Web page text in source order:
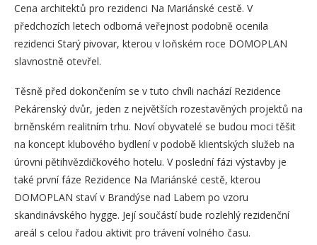
Cena architektů pro rezidenci Na Mariánské cestě. V
předchozích letech odborná veřejnost podobně ocenila
rezidenci Starý pivovar, kterou v loňském roce DOMOPLAN
slavnostně otevřel.
Těsně před dokončením se v tuto chvíli nachází Rezidence
Pekárenský dvůr, jeden z největších rozestavěných projektů na
brněnském realitním trhu. Noví obyvatelé se budou moci těšit
na koncept klubového bydlení v podobě klientských služeb na
úrovni pětihvězdičkového hotelu. V poslední fázi výstavby je
také první fáze Rezidence Na Mariánské cestě, kterou
DOMOPLAN staví v Brandýse nad Labem po vzoru
skandinávského hygge. Její součástí bude rozlehlý rezidenční
areál s celou řadou aktivit pro trávení volného času.